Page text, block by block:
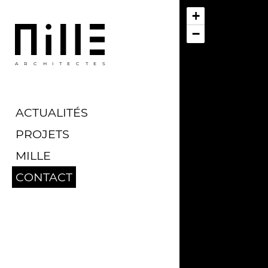
ARCHITECTES
ACTUALITÉS
PROJETS
MILLE
CONTACT
+
−